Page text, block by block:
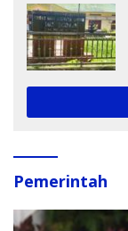
Pemerintah